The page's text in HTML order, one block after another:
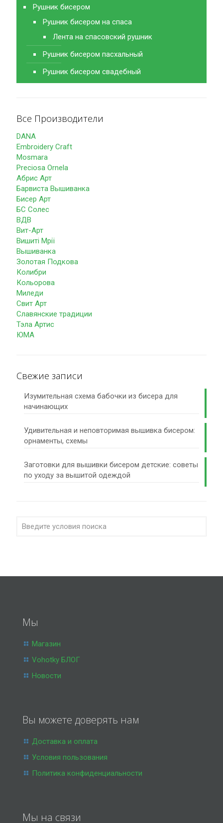
Рушник бисером
Рушник бисером на спаса
Лента на спасовский рушник
Рушник бисером пасхальный
Рушник бисером свадебный
Все Производители
DANA
Embroidery Craft
Mosmara
Preciosa Ornela
Абрис Арт
Барвиста Вышиванка
Бисер Арт
БС Солес
ВДВ
Вит-Арт
Вишиті Мрії
Вышиванка
Золотая Подкова
Колибри
Кольорова
Миледи
Свит Арт
Славянские традиции
Тэла Артис
ЮМА
Свежие записи
Изумительная схема бабочки из бисера для
начинающих
Удивительная и неповторимая вышивка бисером:
орнаменты, схемы
Заготовки для вышивки бисером детские: советы
по уходу за вышитой одеждой
Мы
Магазин
Vohotky БЛОГ
Новости
Вы можете доверять нам
Доставка и оплата
Условия пользования
Политика конфиденциальности
Мы на связи